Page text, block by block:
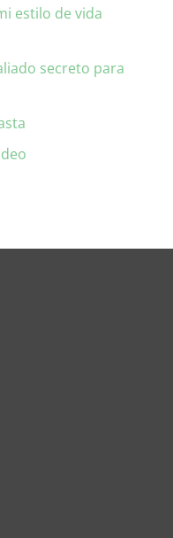
estilo de vida
secreto para